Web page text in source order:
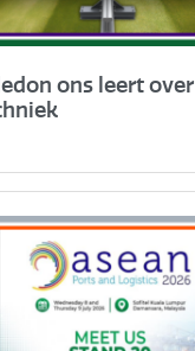
ons leert over